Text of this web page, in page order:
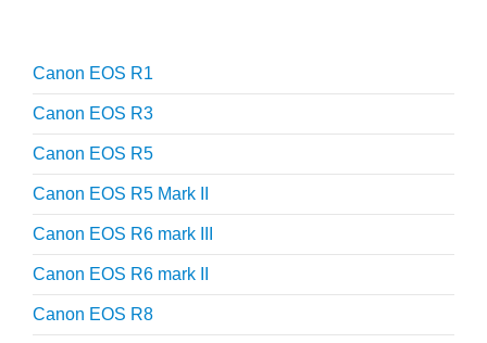
Canon EOS R1
Canon EOS R3
Canon EOS R5
Canon EOS R5 Mark II
Canon EOS R6 mark III
Canon EOS R6 mark II
Canon EOS R8